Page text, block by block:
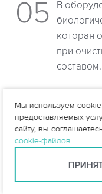
В
которая
при
составом.
В
условия
и
Мы используем
предоставляемых
сайту, вы
cookie-файлов .